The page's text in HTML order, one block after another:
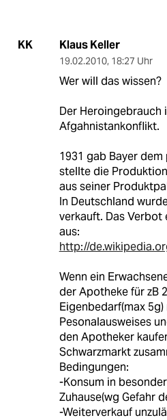
KK Klaus Keller
19.02.2010, 18:27 Uhr
Wer will das wissen?
Der Heroingebrauch
Afgahnistankonflikt.
1931 gab Bayer
stellte die
aus seiner
In Deutschland
verkauft. Das Verbot
aus:
http://
Wenn ein
der Apotheke für zB
Eigenbedarf(max
Pesonalausweises
den Apotheker
Schwarzmarkt
Bedingungen:
-Konsum in
Zuhause(wg Gefahr
-Weiterverkauf